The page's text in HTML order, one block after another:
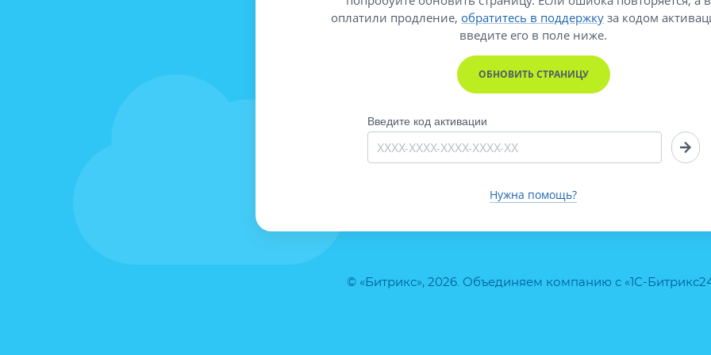
© «Битрикс», 2026. Объединяем компанию с «1С-
оплатили продление, обратитесь в поддержку за кодом
введите его в поле ниже.
ОБНОВИТЬ СТРАНИЦУ
Введите код активации
Нужна помощь?